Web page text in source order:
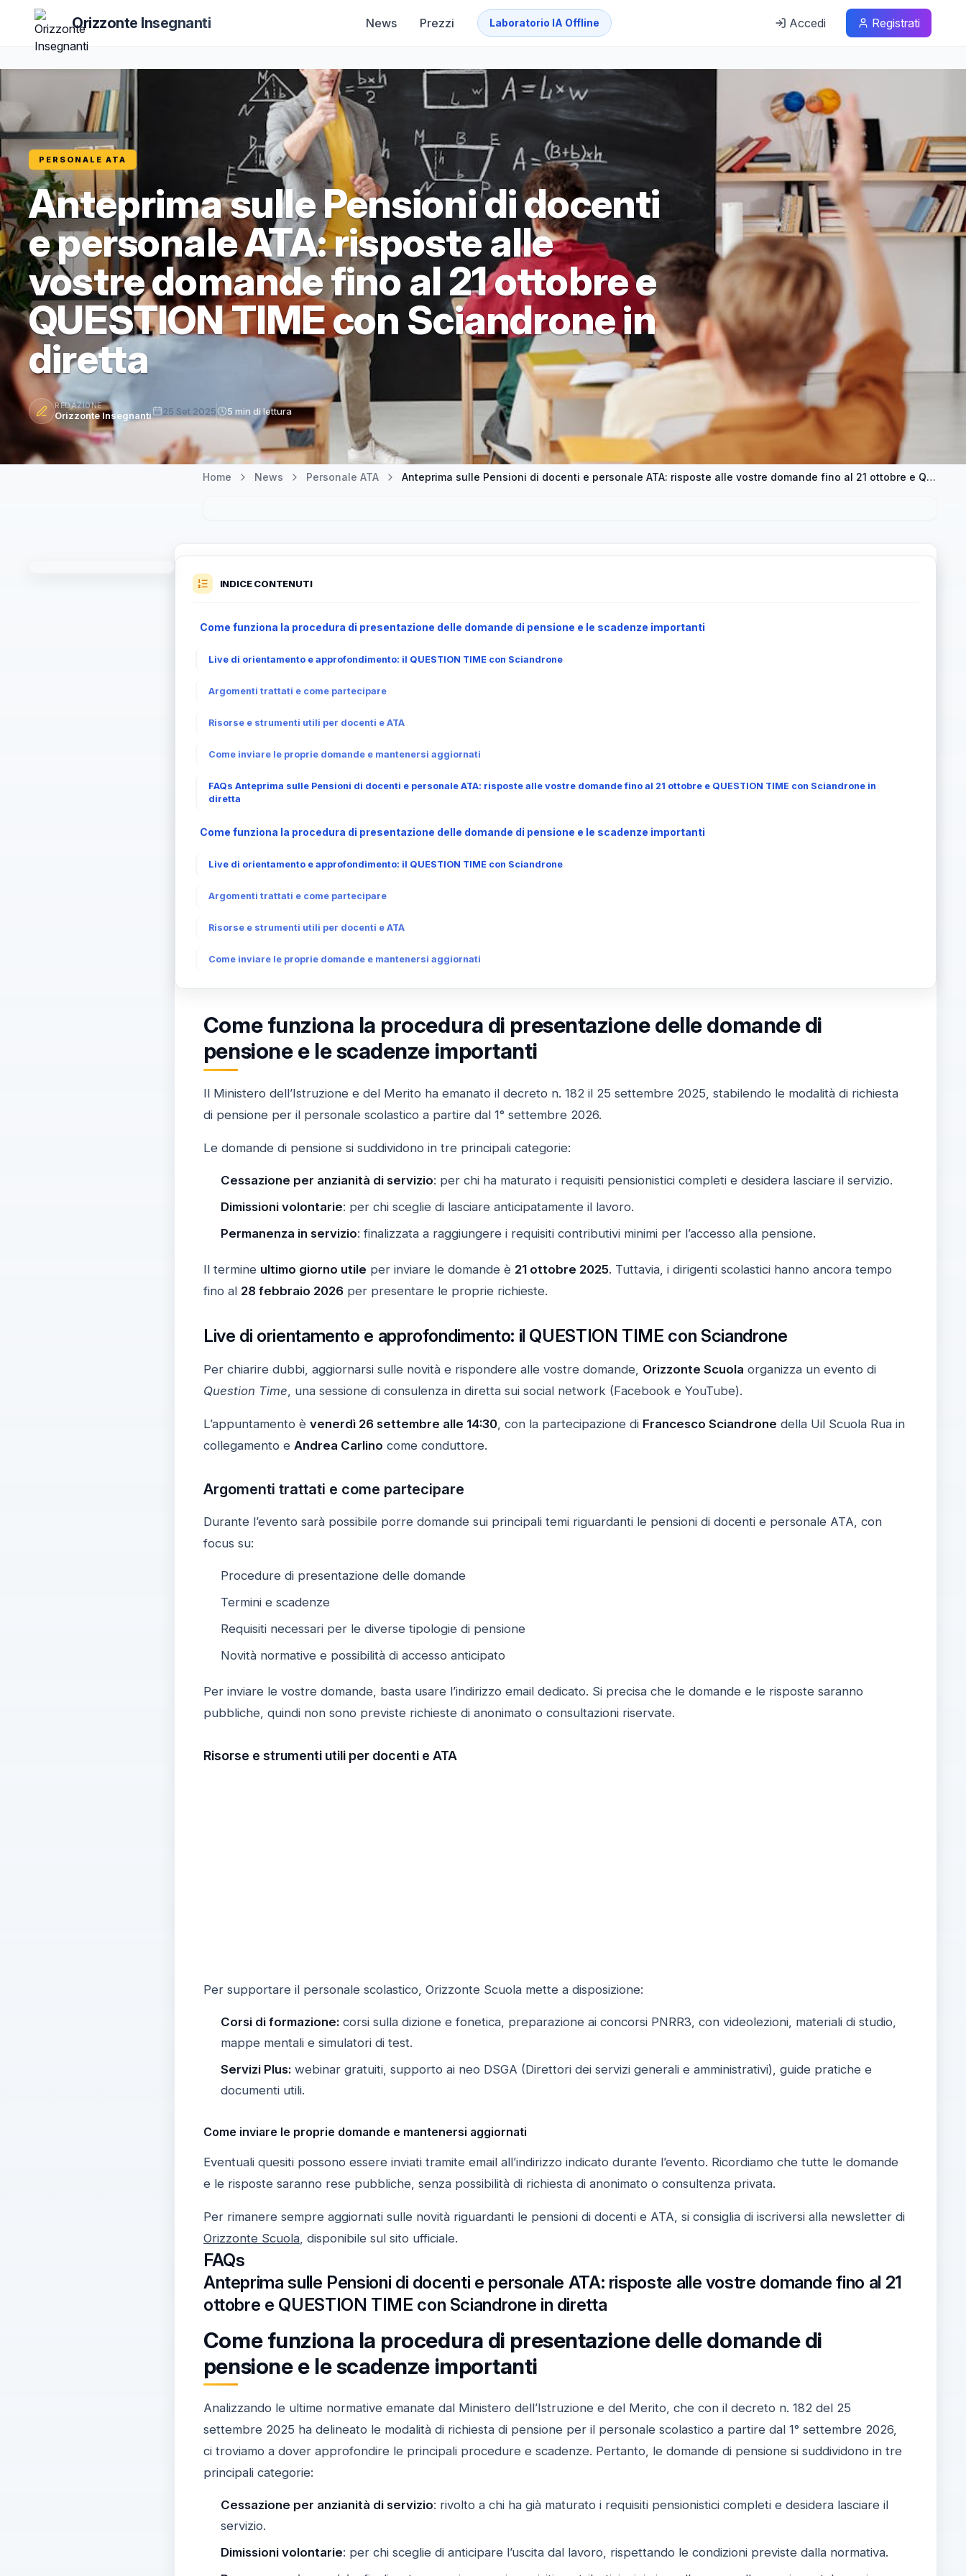
Orizzonte Insegnanti News Prezzi Laboratorio IA Offline Accedi Registrati
PERSONALE ATA
Anteprima sulle Pensioni di docenti
e personale ATA: risposte alle
vostre domande fino al 21 ottobre e
QUESTION TIME con Sciandrone in
diretta
REDAZIONE
Orizzonte Insegnanti 25 Set 2025 5 min di lettura
Home News Personale ATA Anteprima sulle Pensioni di docenti e personale ATA: risposte alle vostre domande fino al 21 ottobre e QUESTION TIME con Sciandrone in diretta
INDICE CONTENUTI
Come funziona la procedura di presentazione delle domande di pensione e le scadenze importanti
Live di orientamento e approfondimento: il QUESTION TIME con Sciandrone
Argomenti trattati e come partecipare
Risorse e strumenti utili per docenti e ATA
Come inviare le proprie domande e mantenersi aggiornati
FAQs Anteprima sulle Pensioni di docenti e personale ATA: risposte alle vostre domande fino al 21 ottobre e QUESTION TIME con Sciandrone in
diretta
Come funziona la procedura di presentazione delle domande di pensione e le scadenze importanti
Live di orientamento e approfondimento: il QUESTION TIME con Sciandrone
Argomenti trattati e come partecipare
Risorse e strumenti utili per docenti e ATA
Come inviare le proprie domande e mantenersi aggiornati
Come funziona la procedura di presentazione delle domande di
pensione e le scadenze importanti
Il Ministero dell’Istruzione e del Merito ha emanato il decreto n. 182 il 25 settembre 2025, stabilendo le modalità di richiesta
di pensione per il personale scolastico a partire dal 1° settembre 2026.
Le domande di pensione si suddividono in tre principali categorie:
Cessazione per anzianità di servizio: per chi ha maturato i requisiti pensionistici completi e desidera lasciare il servizio.
Dimissioni volontarie: per chi sceglie di lasciare anticipatamente il lavoro.
Permanenza in servizio: finalizzata a raggiungere i requisiti contributivi minimi per l’accesso alla pensione.
Il termine ultimo giorno utile per inviare le domande è 21 ottobre 2025. Tuttavia, i dirigenti scolastici hanno ancora tempo
fino al 28 febbraio 2026per presentare le proprie richieste.
Live di orientamento e approfondimento: il QUESTION TIME con Sciandrone
Per chiarire dubbi, aggiornarsi sulle novità e rispondere alle vostre domande, Orizzonte Scuola organizza un evento di
Question Time , una sessione di consulenza in diretta sui social network (Facebook e YouTube).
L’appuntamento è venerdì 26 settembre alle 14:30, con la partecipazione di Francesco Sciandrone della Uil Scuola Rua in
collegamento e Andrea Carlino come conduttore.
Argomenti trattati e come partecipare
Durante l’evento sarà possibile porre domande sui principali temi riguardanti le pensioni di docenti e personale ATA, con
focus su:
Procedure di presentazione delle domande
Termini e scadenze
Requisiti necessari per le diverse tipologie di pensione
Novità normative e possibilità di accesso anticipato
Per inviare le vostre domande, basta usare l’indirizzo email dedicato. Si precisa che le domande e le risposte saranno
pubbliche, quindi non sono previste richieste di anonimato o consultazioni riservate.
Risorse e strumenti utili per docenti e ATA
Per supportare il personale scolastico, Orizzonte Scuola mette a disposizione:
Corsi di formazione:corsi sulla dizione e fonetica, preparazione ai concorsi PNRR3, con videolezioni, materiali di studio,
mappe mentali e simulatori di test.
Servizi Plus:webinar gratuiti, supporto ai neo DSGA (Direttori dei servizi generali e amministrativi), guide pratiche e
documenti utili.
Come inviare le proprie domande e mantenersi aggiornati
Eventuali quesiti possono essere inviati tramite email all’indirizzo indicato durante l’evento. Ricordiamo che tutte le domande
e le risposte saranno rese pubbliche, senza possibilità di richiesta di anonimato o consultenza privata.
Per rimanere sempre aggiornati sulle novità riguardanti le pensioni di docenti e ATA, si consiglia di iscriversi alla newsletter di
Orizzonte Scuola, disponibile sul sito ufficiale.
FAQs
Anteprima sulle Pensioni di docenti e personale ATA: risposte alle vostre domande fino al 21
ottobre e QUESTION TIME con Sciandrone in diretta
Come funziona la procedura di presentazione delle domande di
pensione e le scadenze importanti
Analizzando le ultime normative emanate dal Ministero dell’Istruzione e del Merito, che con il decreto n. 182 del 25
settembre 2025 ha delineato le modalità di richiesta di pensione per il personale scolastico a partire dal 1° settembre 2026,
ci troviamo a dover approfondire le principali procedure e scadenze. Pertanto, le domande di pensione si suddividono in tre
principali categorie:
Cessazione per anzianità di servizio: rivolto a chi ha già maturato i requisiti pensionistici completi e desidera lasciare il
servizio.
Dimissioni volontarie: per chi sceglie di anticipare l’uscita dal lavoro, rispettando le condizioni previste dalla normativa.